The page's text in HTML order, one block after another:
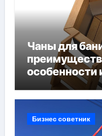
Чаны для
особенности
Бизнес советник